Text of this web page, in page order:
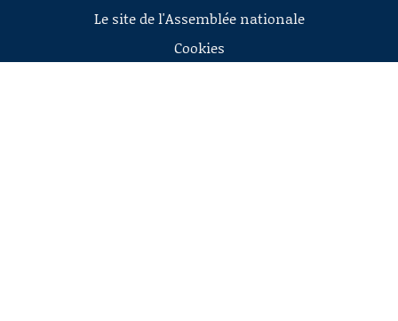
Le site de l'Assemblée nationale
Cookies